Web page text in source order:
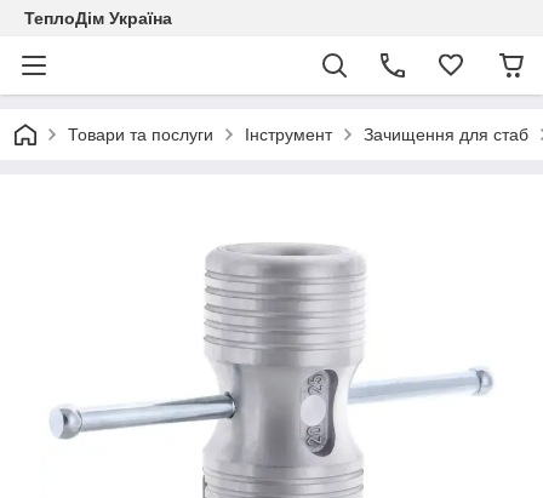
ТеплоДім Україна
Товари та послуги Інструмент Зачищення для стаб